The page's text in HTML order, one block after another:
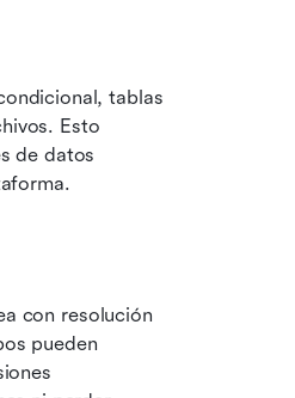
tablas
Esto
de datos
con resolución
pueden